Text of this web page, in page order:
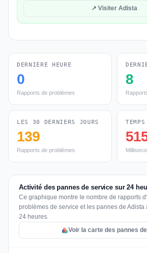
↗ Visiter Adista
DERNIÈRE HEURE
0
Rapports de problèmes
8
LES 30 DERNIERS JOURS
139
Rapports de problèmes
Activité des pannes de service sur 24
Ce graphique montre le nombre de rapports
problèmes de service et les pannes de
24 heures.
Voir la carte des pannes